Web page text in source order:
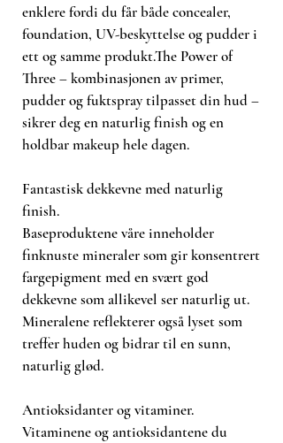
- Med eller uten shimmer!
Med shimmer: Aura, Enchanted,
Ethereal, Glorious & Mist
Uten shimmer: Afterglow, Balmy,
Ember, Fervor & Smolder
Olje fra jojobafrø tilfører fuktighet til
huden, i tillegg til å jevne ut
synligheten av fine linjer og lindre
naturlig, gylden glød og reflekterer
lys for å gi en skimrende finish.
Slik bruker du den
Klapp blushen på kinnbena slik at
du får et naturlig skjær av farge,
eller bygg opp fargen slik at du får
en komplett og dristig look. Bruk
gjerne fingrene for et jevnt resultat
og en naturlig finish.
enklere fordi du får både concealer,
foundation, UV-beskyttelse og pudder i
ett og samme produkt.The Power of
Three – kombinasjonen av primer,
pudder og fuktspray tilpasset din hud –
sikrer deg en naturlig finish og en
holdbar makeup hele dagen.
Fantastisk dekkevne med naturlig
finish.
Baseproduktene våre inneholder
finknuste mineraler som gir konsentrert
fargepigment med en svært god
dekkevne som allikevel ser naturlig ut.
Mineralene reflekterer også lyset som
treffer huden og bidrar til en sunn,
naturlig glød.
Antioksidanter og vitaminer.
Vitaminene og antioksidantene du